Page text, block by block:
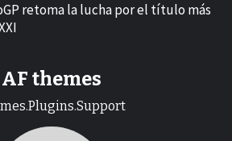
retoma la lucha por el título más
AF themes